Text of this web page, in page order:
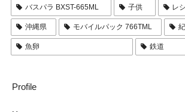
バスパラ BXST-665ML 子供 レ
沖縄県 モバイルパック 766TML
魚卵 鉄道
Profile